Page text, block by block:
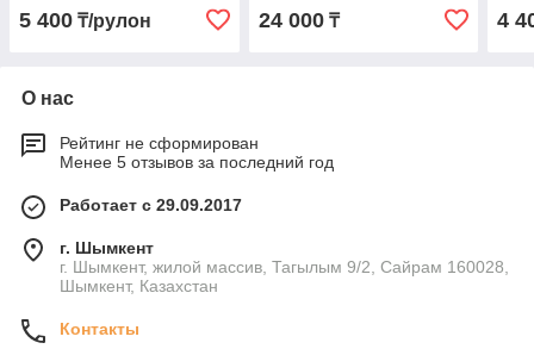
5 400 ₸/рулон 24 000₸ 4
О нас
Рейтинг не сформирован
Менее 5 отзывов за последний год
Работает с 29.09.2017
г. Шымкент
г. Шымкент, жилой массив, Тагылым 9/2, Сайрам 160028,
Шымкент, Казахстан
Контакты